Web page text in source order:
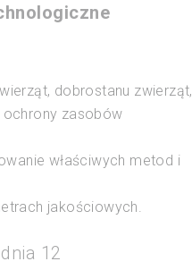
dobrostanu zwierząt,
zasobów
właściwych metod i
jakościowych.
12